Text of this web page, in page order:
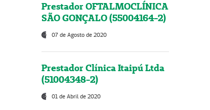
Prestador OFTALMOCLÍNICA
SÃO GONÇALO (55004164-2)
07 de Agosto de 2020
Prestador Clínica Itaipú Ltda
(51004348-2)
01 de Abril de 2020